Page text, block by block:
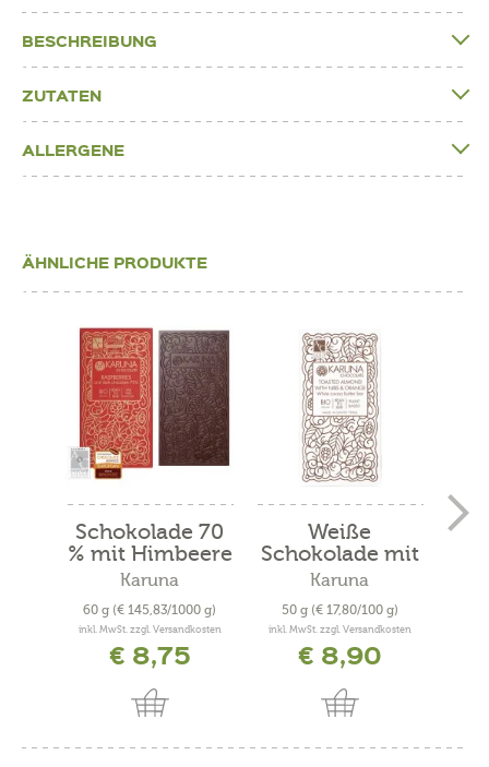
BESCHREIBUNG
ZUTATEN
ALLERGENE
ÄHNLICHE PRODUKTE
Schokolade 70
% mit Himbeere
Bio
Karuna
60 g (€ 145,83/1000 g)
inkl. MwSt. zzgl. Versandkosten
€ 8,75
Weiße
Schokolade mit
Mandeln,...
Karuna
50 g (€ 17,80/100 g)
inkl. MwSt. zzgl. Versandkosten
€ 8,90